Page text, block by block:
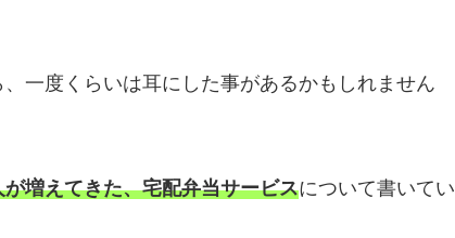
一度くらいは耳にした事があるかもしれません
増えてきた、宅配弁当サービスについて書いてい